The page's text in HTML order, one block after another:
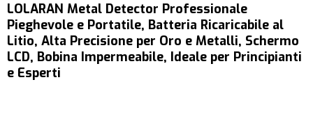
LOLARAN Metal Detector Professionale
Pieghevole e Portatile, Batteria Ricaricabile al
Litio, Alta Precisione per Oro e Metalli, Schermo
LCD, Bobina Impermeabile, Ideale per Principianti
e Esperti